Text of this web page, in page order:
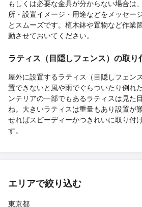
もしくは必要な金具が分からない場合は
所・設置イメージ・用途などをメッセー
とスムーズです。植木鉢や置物など作業
動させておいてください。
ラティス（目隠しフェンス）の取り
屋外に設置するラティス（目隠しフェン
置できないと風や雨でぐらついたり倒れ
ンテリアの一部でもあるラティスは見た
ね。大きいラティスは重量もあり設置が
せればスピーディーかつきれいに取り付
す。
エリアで絞り込む
東京都